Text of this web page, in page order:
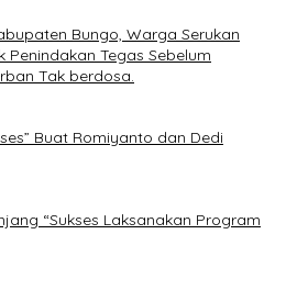
Bungo, Warga Serukan
Penindakan Tegas Sebelum
Tak berdosa.
Buat Romiyanto dan Dedi
“Sukses Laksanakan Program